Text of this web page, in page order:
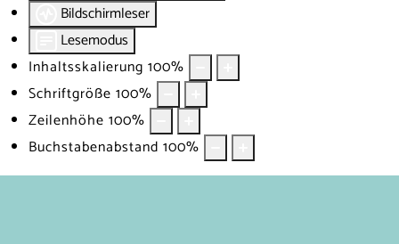
Bildschirmleser
Lesemodus
Inhaltsskalierung 100%
Schriftgröße 100%
Zeilenhöhe 100%
Buchstabenabstand 100%